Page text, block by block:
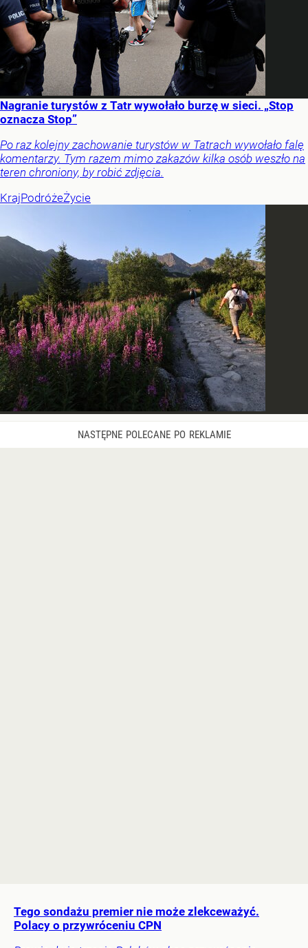
Nagranie turystów z Tatr wywołało burzę w sieci. „Stop
oznacza Stop”
Po raz kolejny zachowanie turystów w Tatrach wywołało falę
komentarzy. Tym razem mimo zakazów kilka osób weszło na
teren chroniony, by robić zdjęcia.
KrajPodróżeŻycie
Tego sondażu premier nie może zlekceważyć.
Polacy o przywróceniu CPN